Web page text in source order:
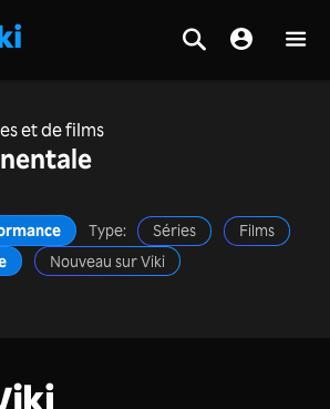
et de films
Type: Séries
Films
Nouveau sur Viki